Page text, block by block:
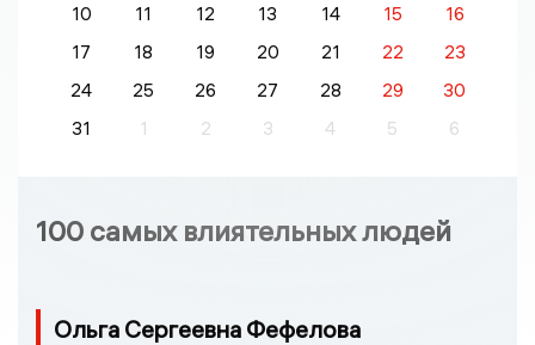
10 11 12 13 14 15
16
17
18 19 20 21 22
23
24
25 26 27 28 29
30
31
1 2 3 4 5 6
100 самых влиятельных людей
Ольга Сергеевна Фефелова